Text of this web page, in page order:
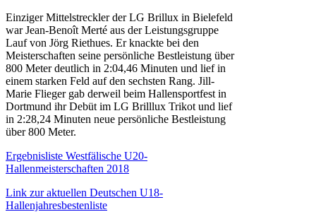
Einziger Mittelstreckler der LG Brillux in Bielefeld
war Jean-Benoît Merté aus der Leistungsgruppe
Lauf von Jörg Riethues. Er knackte bei den
Meisterschaften seine persönliche Bestleistung über
800 Meter deutlich in 2:04,46 Minuten und lief in
einem starken Feld auf den sechsten Rang. Jill-
Marie Flieger gab derweil beim Hallensportfest in
Dortmund ihr Debüt im LG Brilllux Trikot und lief
in 2:28,24 Minuten neue persönliche Bestleistung
über 800 Meter.
Ergebnisliste Westfälische U20-
Hallenmeisterschaften 2018
Link zur aktuellen Deutschen U18-
Hallenjahresbestenliste